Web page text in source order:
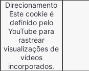
Direcionamento
Este cookie é
definido pelo
YouTube para
rastrear
visualizações de
vídeos
incorporados.